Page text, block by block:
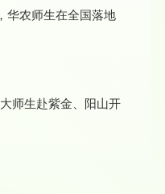
华农师生在全国落地
师生赴紫金、阳山开